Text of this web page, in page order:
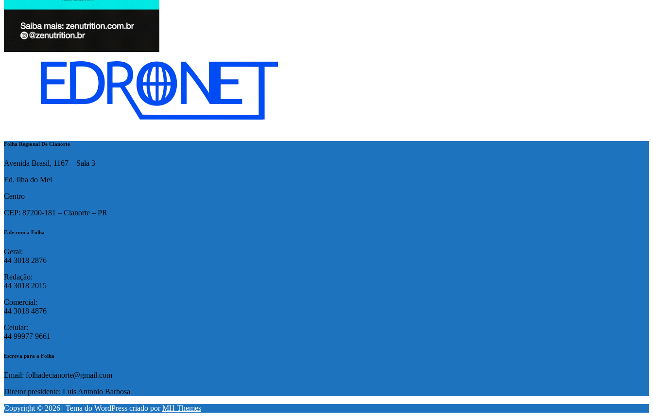
Folha Regional De Cianorte
Avenida Brasil, 1167 – Sala 3
Ed. Ilha do Mel
Centro
CEP: 87200-181 – Cianorte – PR
Fale com a Folha
Geral:
44 3018 2876
Redação:
44 3018 2015
Comercial:
44 3018 4876
Celular:
44 99977 9661
Escreva para a Folha
Email: folhadecianorte@gmail.com
Diretor presidente: Luis Antonio Barbosa
Copyright © 2026 | Tema do WordPress criado porMH Themes